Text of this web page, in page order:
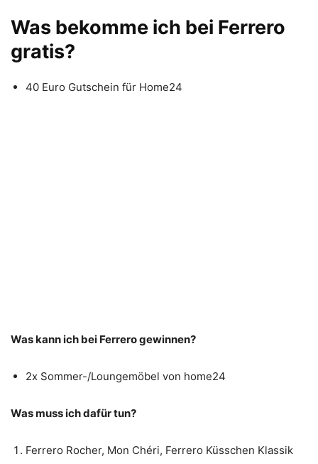
Was bekomme ich bei Ferrero
gratis?
40 Euro Gutschein für Home24
Was kann ich bei Ferrero gewinnen?
2x Sommer-/Loungemöbel von home24
Was muss ich dafür tun?
Ferrero Rocher, Mon Chéri, Ferrero Küsschen Klassik